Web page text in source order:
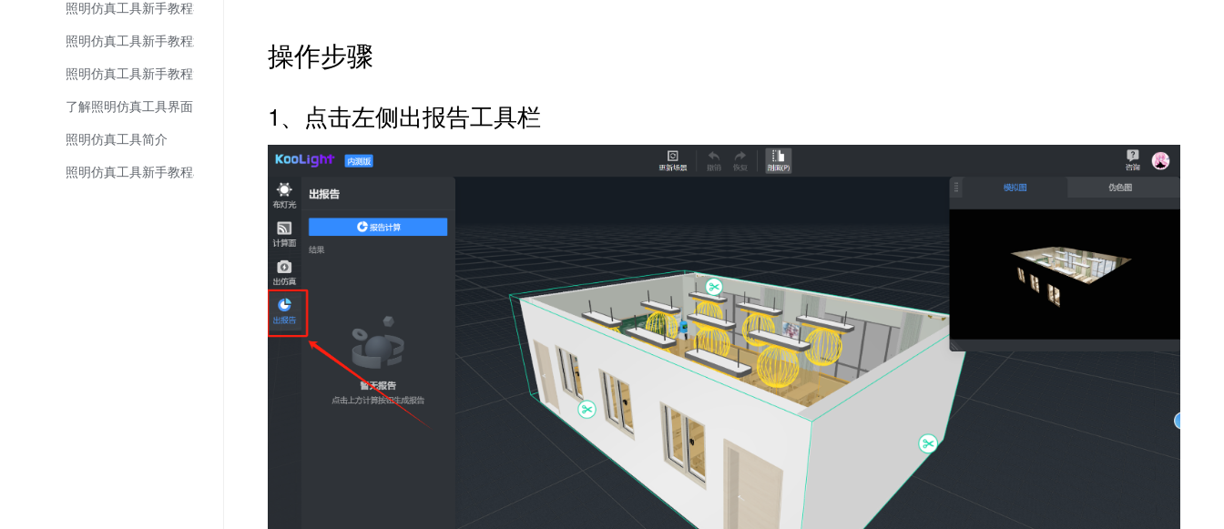
照明仿真工具新手教程3—算数据
照明仿真工具新手教程2—布置灯光
照明仿真工具新手教程1—建空间
了解照明仿真工具界面
照明仿真工具简介
照明仿真工具新手教程4—看效果
操作步骤
1、点击左侧出报告工具栏